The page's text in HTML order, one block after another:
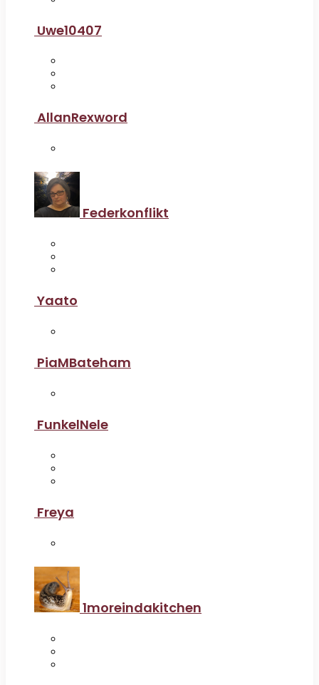
Uwe10407
AllanRexword
Federkonflikt
Yaato
PiaMBateham
FunkelNele
Freya
1moreindakitchen